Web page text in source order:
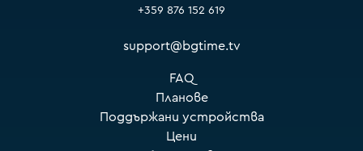
+359 876 152 619
support@bgtime.tv
FAQ
Планове
Поддържани устройства
Цени